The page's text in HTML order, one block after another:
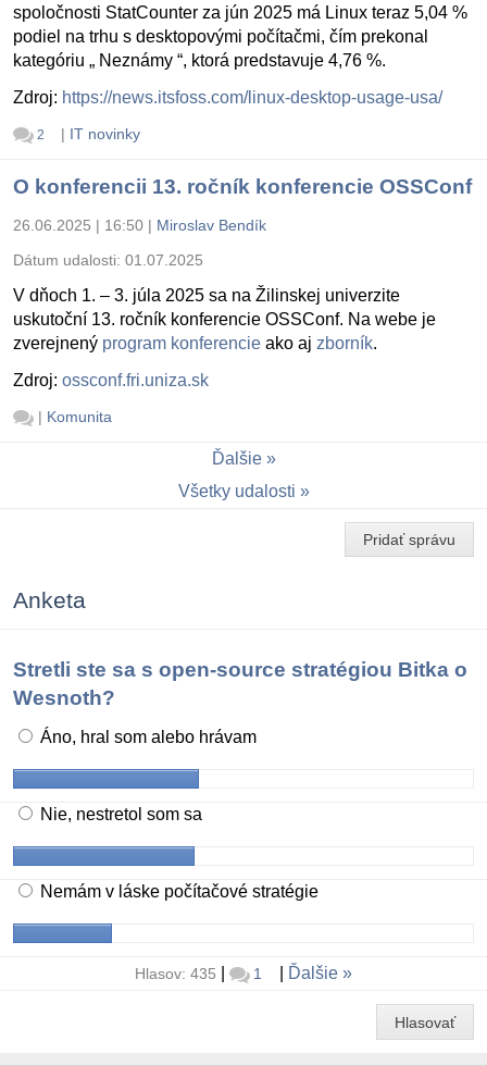
spoločnosti StatCounter za jún 2025 má Linux teraz 5,04 %
podiel na trhu s desktopovými počítačmi, čím prekonal
kategóriu „ Neznámy “, ktorá predstavuje 4,76 %.
Zdroj: https://news.itsfoss.com/linux-desktop-usage-usa/
2 | IT novinky
O konferencii 13. ročník konferencie OSSConf
26.06.2025 | 16:50 | Miroslav Bendík
Dátum udalosti: 01.07.2025
V dňoch 1. – 3. júla 2025 sa na Žilinskej univerzite
uskutoční 13. ročník konferencie OSSConf. Na webe je
zverejnený program konferencie ako aj zborník.
Zdroj: ossconf.fri.uniza.sk
| Komunita
Ďalšie
Všetky udalosti
Pridať správu
Anketa
Stretli ste sa s open-source stratégiou Bitka o
Wesnoth?
Áno, hral som alebo hrávam
Nie, nestretol som sa
Nemám v láske počítačové stratégie
Hlasov: 435 1 Ďalšie
Hlasovať